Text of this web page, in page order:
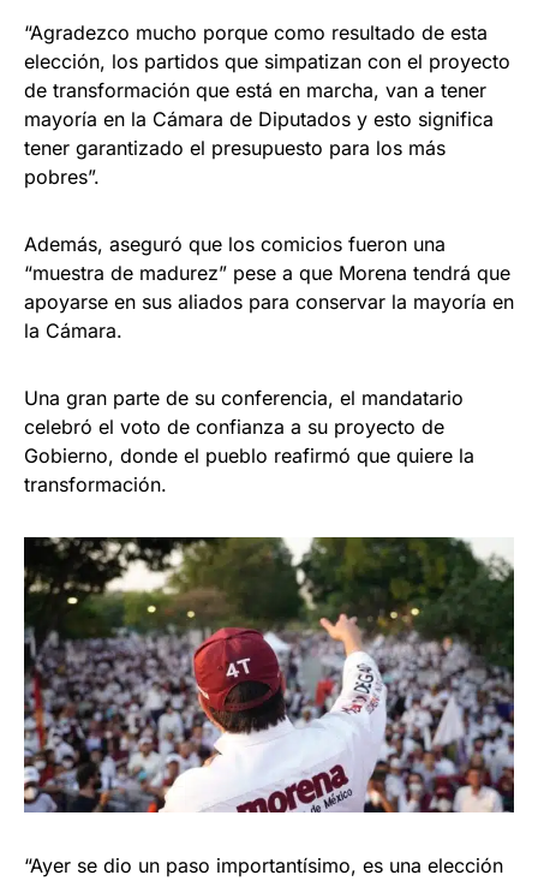
“Agradezco mucho porque como resultado de esta
elección, los partidos que simpatizan con el proyecto
de transformación que está en marcha, van a tener
mayoría en la Cámara de Diputados y esto significa
tener garantizado el presupuesto para los más
pobres”.
Además, aseguró que los comicios fueron una
“muestra de madurez” pese a que Morena tendrá que
apoyarse en sus aliados para conservar la mayoría en
la Cámara.
Una gran parte de su conferencia, el mandatario
celebró el voto de confianza a su proyecto de
Gobierno, donde el pueblo reafirmó que quiere la
transformación.
“Ayer se dio un paso importantísimo, es una elección